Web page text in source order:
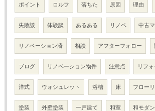
ポイント ロルフ 落ちた 原因 理由
失敗談 体験談 あるある リノベ 中古
リノベーション済 相談 アフターフォロー
ブログ リノベーション物件 注意点 リフ
洋式 ウォシュレット 浴槽 床 フロー
塗装 外壁塗装 一戸建て 和室 和モダン